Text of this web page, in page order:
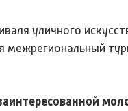
уличного
межрегиональный